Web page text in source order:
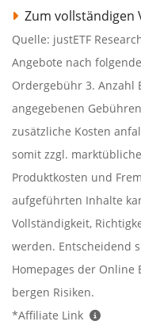
Zum vollständigen
Quelle: justETF
Angebote nach
Ordergebühr 3. Anzahl
angegebenen
zusätzliche Kosten
somit zzgl.
Produktkosten und
aufgeführten Inhalte
Vollständigkeit,
werden. Entscheidend
Homepages der
bergen Risiken.
*Affiliate Link